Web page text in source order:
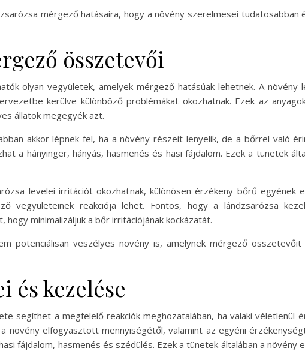
mérgező hatásaira, hogy a növény szerelmesei
összetevői
olyan vegyületek, amelyek mérgező hatásúak lehetnek. A
kerülve különböző problémákat okozhatnak. Ezek az
állatok megegyék azt.
akkor lépnek fel, ha a növény részeit lenyelik, de a bőrrel való
a hányinger, hányás, hasmenés és hasi fájdalom. Ezek a tünetek
levelei irritációt okozhatnak, különösen érzékeny bőrű egyének
vegyületeinek reakciója lehet. Fontos, hogy a lándzsarózsa
minimalizáljuk a bőr irritációjának kockázatát.
potenciálisan veszélyes növény is, amelynek mérgező
és kezelése
segíthet a megfelelő reakciók meghozatalában, ha valaki véletlenül
növény elfogyasztott mennyiségétől, valamint az egyéni
fájdalom, hasmenés és szédülés. Ezek a tünetek általában a